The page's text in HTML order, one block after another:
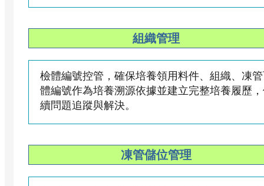
組織管理
檢體編號控管，確保培養領用料件、組織、凍
體編號作為培養溯源依據並建立完整培養履歷
續問題追蹤與解決。
凍管儲位管理